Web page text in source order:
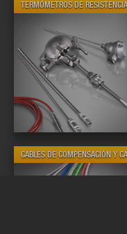
TERMÓMETROS DE RESISTENCIA